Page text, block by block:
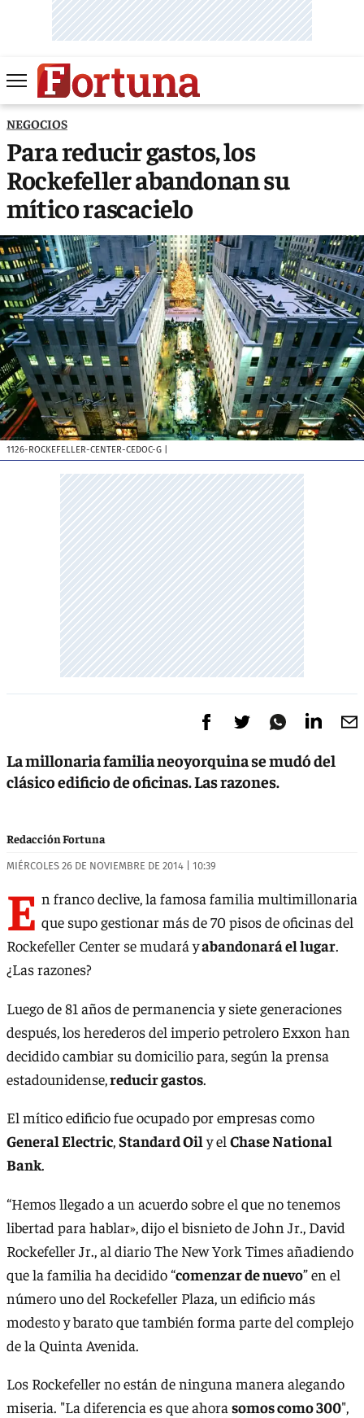
NEGOCIOS
Para reducir gastos, los
Rockefeller abandonan su
mítico rascacielo
1126-ROCKEFELLER-CENTER-CEDOC-G
La millonaria familia neoyorquina se mudó del
clásico edificio de oficinas. Las razones.
Redacción Fortuna
MIÉRCOLES 26 DE NOVIEMBRE DE 2014 | 10:39
E n franco declive, la famosa familia multimillonaria
que supo gestionar más de 70 pisos de oficinas del
Rockefeller Center se mudará yabandonará el lugar.
¿Las razones?
Luego de 81 años de permanencia y siete generaciones
después, los herederos del imperio petrolero Exxon han
decidido cambiar su domicilio para, según la prensa
estadounidense,reducir gastos.
El mítico edificio fue ocupado por empresas como
General Electric,Standard Oily el Chase National
Bank.
“Hemos llegado a un acuerdo sobre el que no tenemos
libertad para hablar», dijo el bisnieto de John Jr., David
Rockefeller Jr., al diario The New York Times añadiendo
que la familia ha decidido “comenzar de nuevo” en el
número uno del Rockefeller Plaza, un edificio más
modesto y barato que también forma parte del complejo
de la Quinta Avenida.
Los Rockefeller no están de ninguna manera alegando
miseria. "La diferencia es que ahora somos como 300",